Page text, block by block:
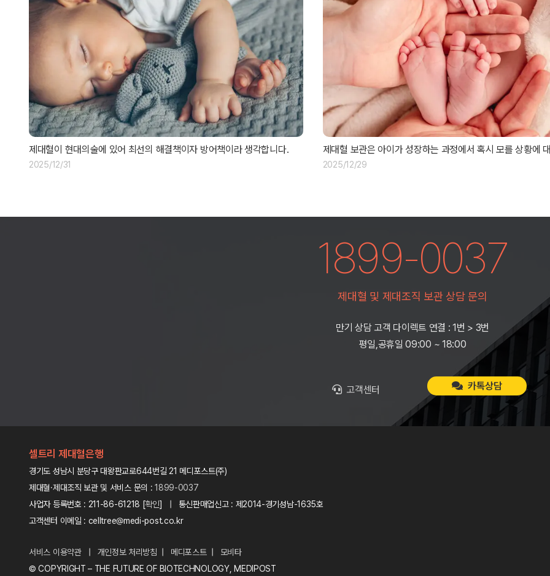
제대혈이 현대의술에 있어 최선의 해결책이자 방어책이라 생각합니다.
2025/12/31
제대혈 보관은 아이가 성장하는 과정에서 혹시 모를 상황에
2025/12/29
1899-0037
제대혈 및 제대조직 보관 상담 문의
만기 상담 고객 다이렉트 연결 : 1번 > 3번
평일,공휴일 09:00 ~ 18:00
고객센터 카톡상담
셀트리 제대혈은행
경기도 성남시 분당구 대왕판교로644번길 21 메디포스트(주)
제대혈·제대조직 보관 및 서비스 문의 :1899-0037
사업자 등록번호 : 211-86-61218 [확인] | 통신판매업신고 : 제2014-경기성남-1635호
고객센터 이메일 : celltree@medi-post.co.kr
서비스 이용약관| 개인정보 처리방침 메디포스트
모비타
© COPYRIGHT – THE FUTURE OF BIOTECHNOLOGY, MEDIPOST